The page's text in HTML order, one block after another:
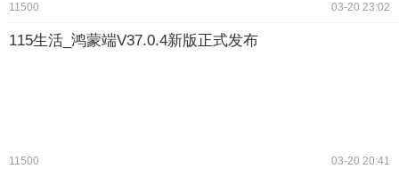
11500 03-20 23:02
115生活_鸿蒙端V37.0.4新版正式发布
11500 03-20 20:41